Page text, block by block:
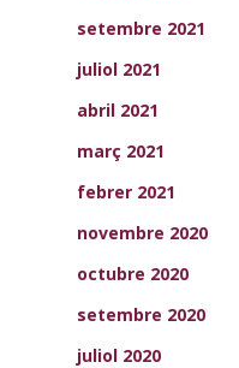
setembre 2021
juliol 2021
abril 2021
març 2021
febrer 2021
novembre 2020
octubre 2020
setembre 2020
juliol 2020